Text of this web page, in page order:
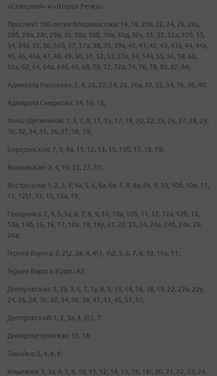
«Северная» и «Вторая Речка».
Проспект 100-летия Владивостока: 14, 18, 20а, 22, 24, 26, 28а,
28б, 28в, 28г, 29а, 30, 30а, 30б, 30в, 30д, 30у, 31, 32, 32а, 32б, 33,
34, 34а, 35, 36, 36б, 37, 37а, 38, 39, 39а, 40, 41, 42, 43, 43а, 44, 44а,
45, 46, 46а, 47, 48, 49, 50, 51, 52, 53, 53а, 54, 54а, 55, 56, 58, 60,
60а, 62, 64, 64а, 64б, 66, 68, 70, 72, 72а, 74, 76, 78, 80, 82, 84;
Адмирала Горшкова: 2, 4, 20, 22, 24, 26, 26а, 30, 32, 34, 36, 38, 40;
Адмирала Смирнова: 14, 16, 18;
Анны Щетининой: 1, 3, 7, 9, 11, 15, 17, 19, 20, 22, 25, 26, 27, 28, 29,
30, 32, 34, 35, 36, 37, 38, 39;
Бородинская: 7, 9, 9а, 11, 12, 13, 15, 15б, 17, 18, 19;
Волховская: 2, 4, 10, 22, 27, 31;
Вострецова: 1, 2, 3, 4, 4а, 5, 6, 6а, 6в, 7, 8, 8а, 8в, 9, 10, 10б, 10в, 11,
12, 12\1, 13, 15, 15а, 19;
Гамарника: 2, 4, 5, 5а, 6, 7, 8, 9, 10, 10а, 10б, 11, 12, 12а, 12б, 13,
13а, 14б, 15, 16, 17, 18в, 19, 19у, 21, 22, 23, 24, 24а, 24б, 24в, 26,
26а;
Героев Варяга: 2, 2\2, 2в, 4, 4\1, 4\2, 5, 6, 7, 8, 10, 10а, 11;
Героев Варяга: 8\лит.: А2;
Днепровская: 1, 2а, 3, 5, 7, 7у, 8, 9, 13, 14, 16, 18, 19, 22, 22а, 22у,
24, 26, 28, 30, 32, 34, 36, 38, 41, 43, 45, 51, 55;
Днепровский: 1, 2, 3а, 4, 5\1, 7;
Днепропетровская: 15, 18;
Завойко: 2, 4, 6, 8;
Ильичева: 3, 3а, 4, 5, 8, 10, 11, 12, 14, 15, 16, 18г, 20, 21, 22, 23, 24,